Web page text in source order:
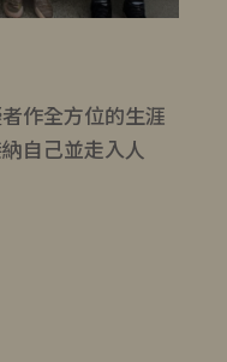
作全方位的生涯
自己並走入人